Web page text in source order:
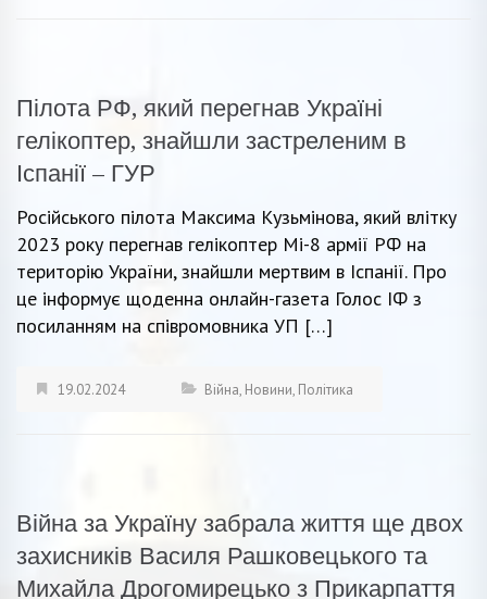
Пілота РФ, який перегнав Україні
гелікоптер, знайшли застреленим в
Іспанії – ГУР
Російського пілота Максима Кузьмінова, який влітку
2023 року перегнав гелікоптер Мі-8 армії РФ на
територію України, знайшли мертвим в Іспанії. Про
це інформує щоденна онлайн-газета Голос ІФ з
посиланням на співромовника УП […]
19.02.2024 Війна, Новини, Політика
Війна за Україну забрала життя ще двох
захисників Василя Рашковецького та
Михайла Дрогомирецько з Прикарпаття